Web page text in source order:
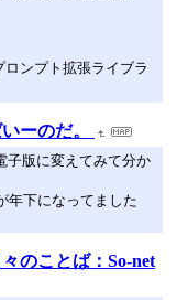
ロンプト拡張ライブラ
ーのだ。
子版に変えてみて分か
年下になってました
のことば：So-net